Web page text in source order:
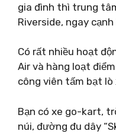
gia đình thì trung
Riverside, ngay
Có rất nhiều hoạt
Air và hàng loạt
công viên tấm bạt
Bạn có xe go-kart,
núi, đường đu dây